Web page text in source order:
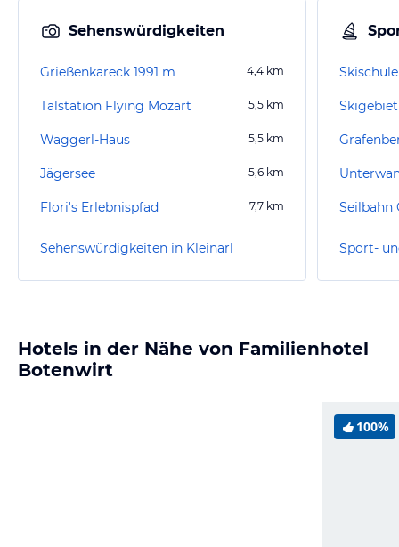
Sehenswürdigkeiten
Grießenkareck 1991 m 4,4 km
Talstation Flying Mozart 5,5 km
Waggerl-Haus 5,5 km
Jägersee 5,6 km
Flori's Erlebnispfad 7,7 km
Sehenswürdigkeiten in Kleinarl
Seilbahn
Sport-
Hotels in der Nähe von Familienhotel
Botenwirt
100%